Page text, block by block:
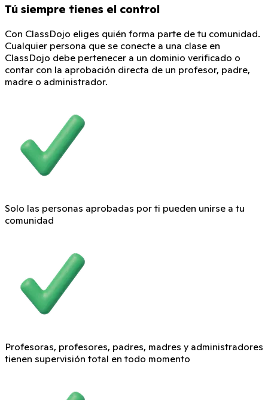
Tú siempre tienes el control
Con ClassDojo eliges quién forma parte de tu comunidad.
Cualquier persona que se conecte a una clase en
ClassDojo debe pertenecer a un dominio verificado o
contar con la aprobación directa de un profesor, padre,
madre o administrador.
Solo las personas aprobadas por ti pueden unirse a tu
comunidad
Profesoras, profesores, padres, madres y administradores
tienen supervisión total en todo momento